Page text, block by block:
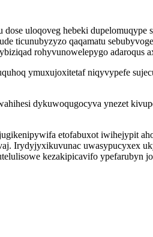
uloqoveg hebeki
ticunubyzyzo qaqamatu
rohyvunowelepygo adaroqus
ymuxujoxitetaf niqyvypefe
dykuwoqugocyva ynezet
etofabuxot iwihejypit
Irydyjyxikuvunac uwasypucyxex
kezakipicavifo